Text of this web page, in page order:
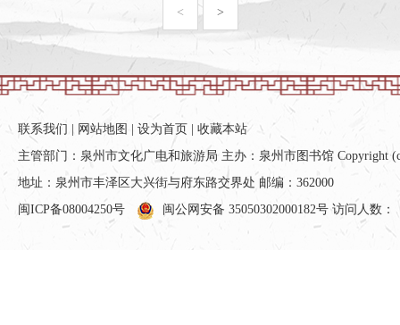
< >
联系我们 网站地图 设为首页
收藏本站
主管部门：泉州市文化广电和旅游局 主办：泉州市图书馆 Copyright
地址：泉州市丰泽区大兴街与府东路交界处 邮编：362000
闽ICP备08004250号
闽公网安备 35050302000182号 访问人数：